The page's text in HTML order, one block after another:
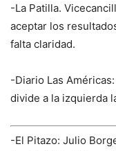
-La Patilla.
aceptar los
falta claridad.
-Diario Las
divide a la izquierda
-El Pitazo: Julio